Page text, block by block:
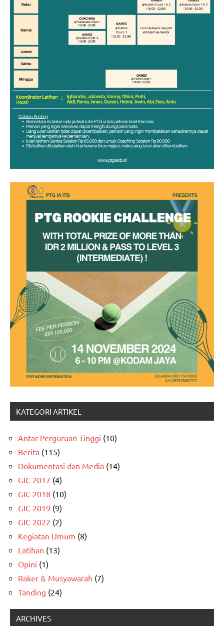
KATEGORI ARTIKEL
Antar Perguruan Tinggi (10)
Berita (115)
Dokumentasi dan Media (14)
GIC 2017 (4)
GIC 2018 (10)
GIC 2019 (9)
GIC 2022 (2)
Kegiatan Umum (8)
Latihan (13)
Opini (1)
Raker & Musyawarah (7)
Tanding (24)
ARCHIVES